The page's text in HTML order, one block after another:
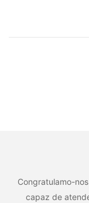
Congratulamo-
capaz de